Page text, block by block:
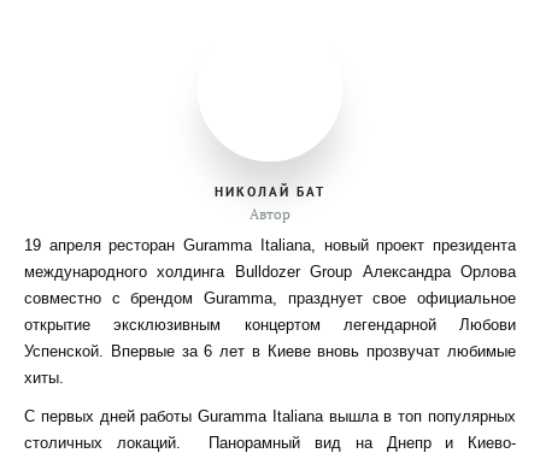
НИКОЛАЙ БАТ
Автор
19 апреля ресторан Guramma Italiana, новый проект президента
международного холдинга Bulldozer Group Александра Орлова
совместно с брендом Guramma, празднует свое официальное
открытие эксклюзивным концертом легендарной Любови
Успенской. Впервые за 6 лет в Киеве вновь прозвучат любимые
хиты.
С первых дней работы Guramma Italiana вышла в топ популярных
столичных локаций. Панорамный вид на Днепр и Киево-